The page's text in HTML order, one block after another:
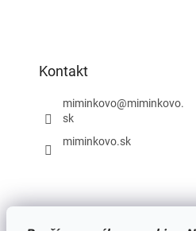
Kontakt
miminkovo@miminkovo.
sk
miminkovo.sk